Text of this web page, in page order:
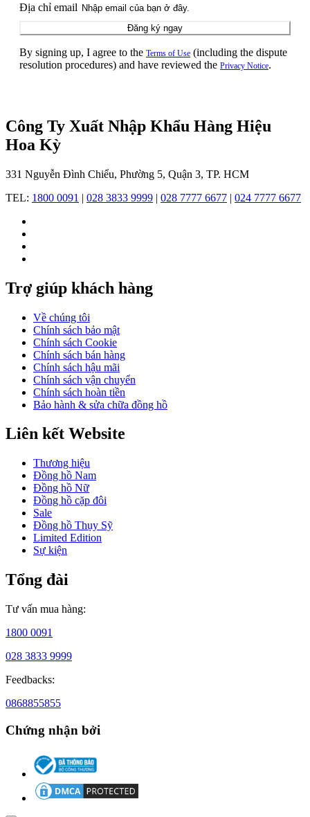
Địa chỉ email
Đăng ký ngay
By signing up, I agree to the Terms of Use (including the dispute
resolution procedures) and have reviewed the Privacy Notice.
Công Ty Xuất Nhập Khẩu Hàng Hiệu
Hoa Kỳ
331 Nguyễn Đình Chiểu, Phường 5, Quận 3, TP. HCM
TEL: 1800 0091 | 028 3833 9999 | 028 7777 6677 | 024 7777 6677
Trợ giúp khách hàng
Về chúng tôi
Chính sách bảo mật
Chính sách Cookie
Chính sách bán hàng
Chính sách hậu mãi
Chính sách vận chuyển
Chính sách hoàn tiền
Bảo hành & sửa chữa đồng hồ
Liên kết Website
Thương hiệu
Đồng hồ Nam
Đồng hồ Nữ
Đồng hồ cặp đôi
Sale
Đồng hồ Thụy Sỹ
Limited Edition
Sự kiện
Tổng đài
Tư vấn mua hàng:
1800 0091
028 3833 9999
Feedbacks:
0868855855
Chứng nhận bởi